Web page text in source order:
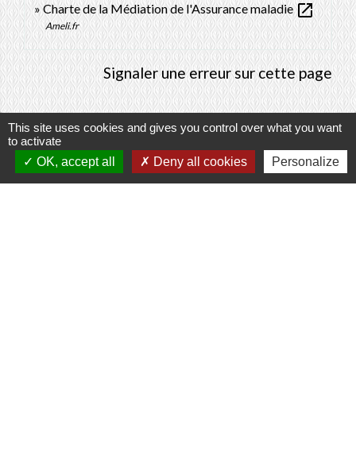
Charte de la Médiation de l'Assurance maladieopen_in_new
Ameli.fr
Signaler une erreur sur cette page
Contacts
This site uses cookies and gives you control over what you want
to activate
OK, accept all
Deny all cookies Personalize